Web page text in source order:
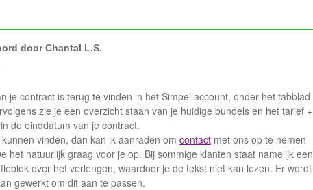
doorChantal L.S.
je contract is terug te vinden in het Simpel account, onder het tabblad
zie je een overzicht staan van je huidige bundels en het tarief +
de einddatum van je contract.
vinden, dan kan ik aanraden om contact met ons op te nemen
het natuurlijk graag voor je op. Bij sommige klanten staat namelijk een
over het verlengen, waardoor je de tekst niet kan lezen. Er wordt
gewerkt om dit aan te passen.